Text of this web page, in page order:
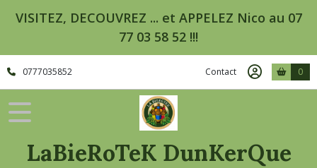
VISITEZ, DECOUVREZ ... et APPELEZ Nico au 07
77 03 58 52 !!!
0777035852 Contact 0
LaBieRoTeK DunKerQue